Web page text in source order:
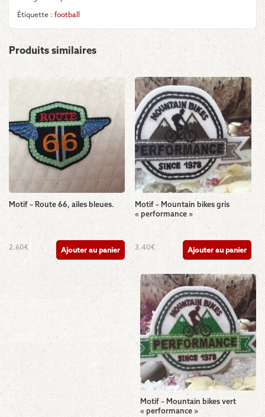
Étiquette : football
Produits similaires
Motif – Route 66, ailes bleues.
2.60€ Ajouter au panier
Motif – Mountain bikes gris
« performance »
3.40€ Ajouter au panier
Motif – Mountain bikes vert
« performance »